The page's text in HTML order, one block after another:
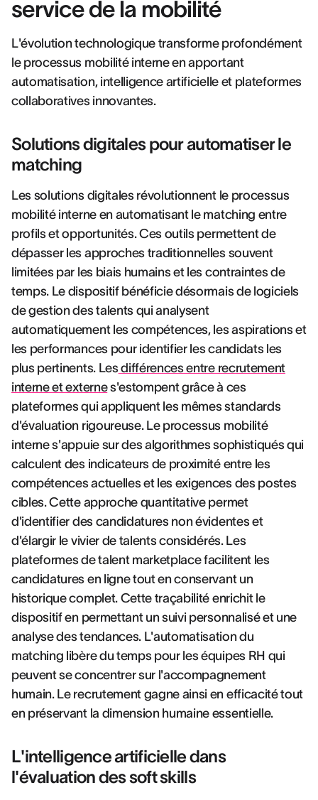
service de la mobilité
L'évolution technologique transforme profondément
le processus mobilité interne en apportant
automatisation, intelligence artificielle et plateformes
collaboratives innovantes.
Solutions digitales pour automatiser le
matching
Les solutions digitales révolutionnent le processus
mobilité interne en automatisant le matching entre
profils et opportunités. Ces outils permettent de
dépasser les approches traditionnelles souvent
limitées par les biais humains et les contraintes de
temps. Le dispositif bénéficie désormais de logiciels
de gestion des talents qui analysent
automatiquement les compétences, les aspirations et
les performances pour identifier les candidats les
plus pertinents. Lesdifférences entre recrutement
interne et externes'estompent grâce à ces
plateformes qui appliquent les mêmes standards
d'évaluation rigoureuse. Le processus mobilité
interne s'appuie sur des algorithmes sophistiqués qui
calculent des indicateurs de proximité entre les
compétences actuelles et les exigences des postes
cibles. Cette approche quantitative permet
d'identifier des candidatures non évidentes et
d'élargir le vivier de talents considérés. Les
plateformes de talent marketplace facilitent les
candidatures en ligne tout en conservant un
historique complet. Cette traçabilité enrichit le
dispositif en permettant un suivi personnalisé et une
analyse des tendances. L'automatisation du
matching libère du temps pour les équipes RH qui
peuvent se concentrer sur l'accompagnement
humain. Le recrutement gagne ainsi en efficacité tout
en préservant la dimension humaine essentielle.
L'intelligence artificielle dans
l'évaluation des soft skills